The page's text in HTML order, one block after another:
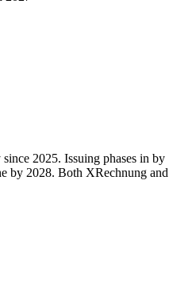
2025. Issuing phases in by
by 2028. Both XRechnung and